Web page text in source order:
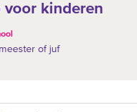
voor kinderen
of juf